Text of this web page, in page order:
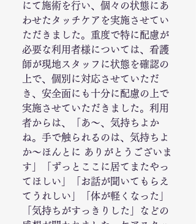
にて施術を行い、個々の状態にあ
わせたタッチケアを実施させてい
ただきました。重度で特に配慮が
必要な利用者様については、看護
師が現地スタッフに状態を確認の
上で、個別に対応させていただ
き、安全面にも十分に配慮の上で
実施させていただきました。利用
者からは、「あ〜、気持ちよか
ね。手で触られるのは、気持ちよ
か〜ほんとに ありがとうございま
す」「ずっとここに居てまたやっ
てほしい」「お話が聞いてもらえ
てうれしい」「体が軽くなった」
「気持ちがすっきりした」などの